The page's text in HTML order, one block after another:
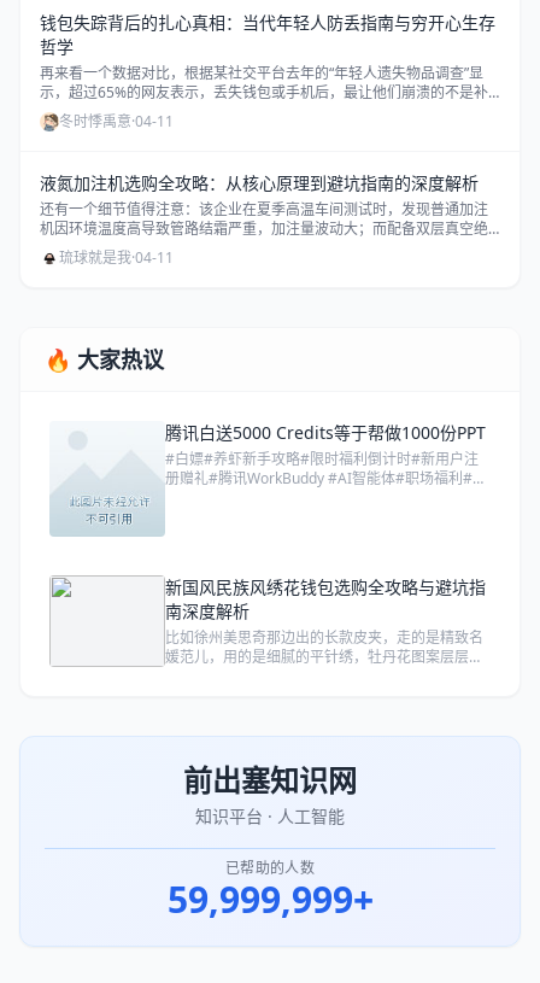
钱包失踪背后的扎心真相：当代年轻人防丢指南与穷开心生存
哲学
再来看一个数据对比，根据某社交平台去年的“年轻人遗失物品调查”显
示，超过65%的网友表示，丢失钱包或手机后，最让他们崩溃的不是补
办证件的繁琐流程，而是发现里面现金被洗劫一空时的“二次伤害”。
冬时悸禹意·04-11
液氮加注机选购全攻略：从核心原理到避坑指南的深度解析
还有一个细节值得注意：该企业在夏季高温车间测试时，发现普通加注
机因环境温度高导致管路结霜严重，加注量波动大；而配备双层真空绝
热管的机型，即便车间温度35℃，加注稳定性依然保持在±1%以内。
琉球就是我·04-11
🔥 大家热议
腾讯白送5000 Credits等于帮做1000份PPT
#白嫖#养虾新手攻略#限时福利倒计时#新用户注
册赠礼#腾讯WorkBuddy #AI智能体#职场福利#小
新国风民族风绣花钱包选购全攻略与避坑指
南深度解析
比如徐州美思奇那边出的长款皮夹，走的是精致名
媛范儿，用的是细腻的平针绣，牡丹花图案层层叠
种手工的温度感和民族图腾的神秘感是机器绝对复
前出塞知识网
知识平台 · 人工智能
已帮助的人数
59,999,999+